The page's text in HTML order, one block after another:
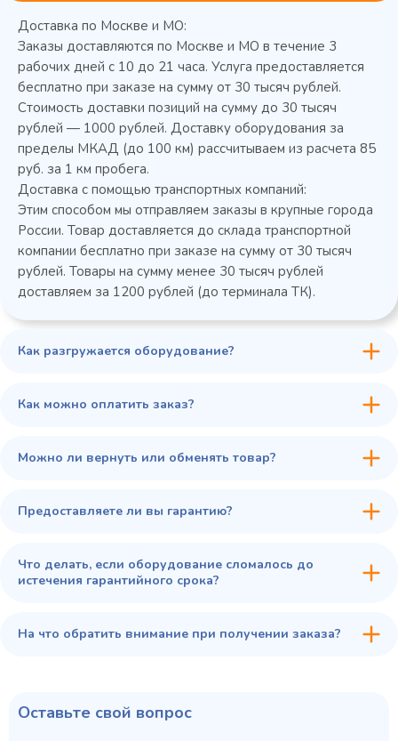
Колода разрубочная КР-5/5
45 900 ₽
Доставка по Москве и МО:
Заказы доставляются по Москве и МО в течение 3
рабочих дней с 10 до 21 часа. Услуга предоставляется
бесплатно при заказе на сумму от 30 тысяч рублей.
Стоимость доставки позиций на сумму до 30 тысяч
рублей — 1000 рублей. Доставку оборудования за
пределы МКАД (до 100 км) рассчитываем из расчета 85
руб. за 1 км пробега.
Доставка с помощью транспортных компаний:
Этим способом мы отправляем заказы в крупные города
России. Товар доставляется до склада транспортной
компании бесплатно при заказе на сумму от 30 тысяч
рублей. Товары на сумму менее 30 тысяч рублей
доставляем за 1200 рублей (до терминала ТК).
Как разгружается оборудование?
Как можно оплатить заказ?
Можно ли вернуть или обменять товар?
Предоставляете ли вы гарантию?
Что делать, если оборудование сломалось до
истечения гарантийного срока?
На что обратить внимание при получении заказа?
Оставьте свой вопрос